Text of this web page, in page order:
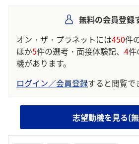
無料の会員登録
オン・ザ・プラネットには450件
ほか5件の選考・面接体験記、 4件
機があります。
ログイン／会員登録すると閲覧で
志望動機を見る(